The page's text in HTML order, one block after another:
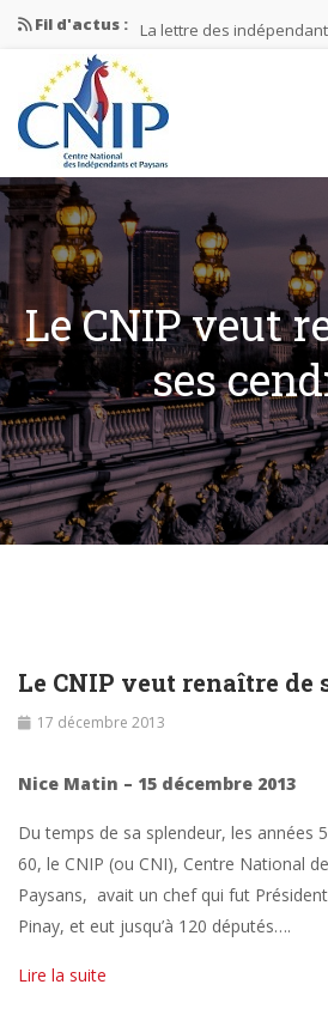
Fil d'actus : La lettre des
La lettre des
La lettre des
Mission nationale
La lettre des
Le CNIP veut
ses
Le CNIP veut renaître de
17 décembre 2013
Nice Matin – 15 décembre 2013
Du temps de sa splendeur, les années
60, le CNIP (ou CNI), Centre National
Paysans, avait un chef qui fut
Pinay, et eut jusqu’à 120 députés….
Lire la suite